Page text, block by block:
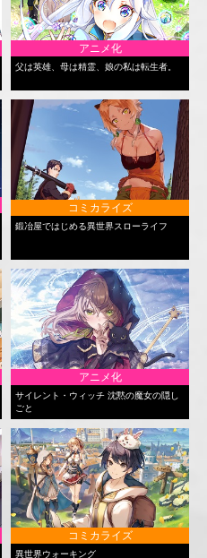
アニメ化
父は英雄、母は精霊、娘の私は転生者。
コミカライズ
鍛冶屋ではじめる異世界スローライフ
アニメ化
サイレント・ウィッチ 沈黙の魔女の隠し
ごと
コミカライズ
異世界ウォーキング